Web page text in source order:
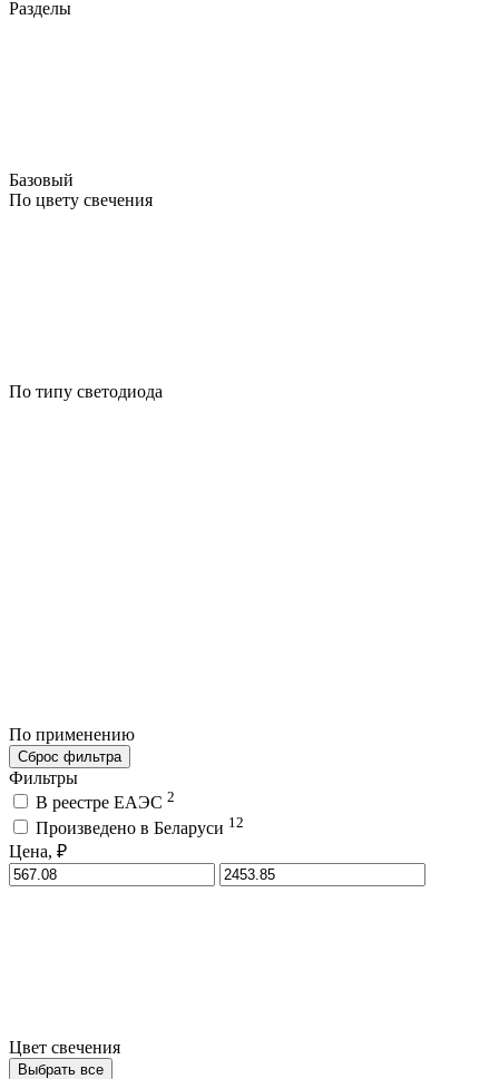
Разделы
Базовый
По цвету свечения
По типу светодиода
По применению
Сброс фильтра
Фильтры
В реестре ЕАЭС 2
Произведено в Беларуси 12
Цена, ₽
Цвет свечения
Выбрать все